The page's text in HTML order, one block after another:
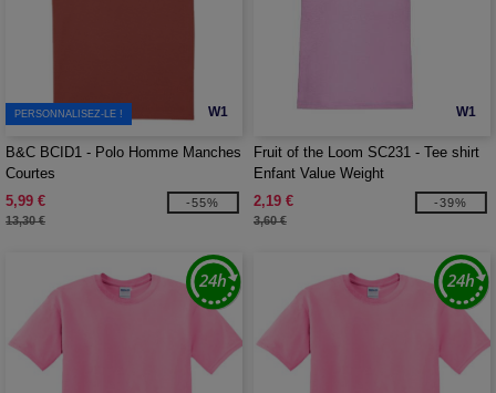
W1
PERSONNALISEZ-LE !
B&C BCID1 - Polo Homme Manches
Courtes
5,99 €
13,30 €
-55%
W1
Fruit of the Loom SC231 - Tee shirt
Enfant Value Weight
2,19 €
3,60 €
-39%